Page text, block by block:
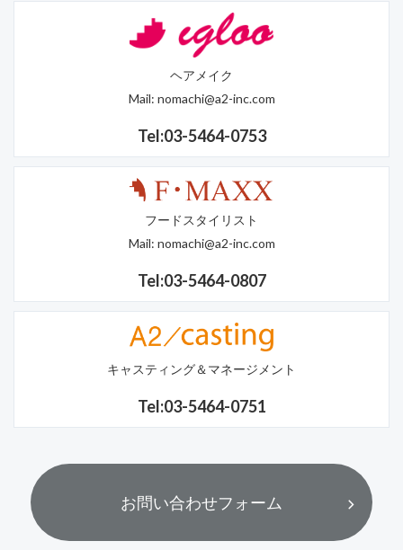
ヘアメイク
Mail: nomachi@a2-inc.com
Tel:03-5464-0753
フードスタイリスト
Mail: nomachi@a2-inc.com
Tel:03-5464-0807
キャスティング＆マネージメント
Tel:03-5464-0751
お問い合わせフォーム